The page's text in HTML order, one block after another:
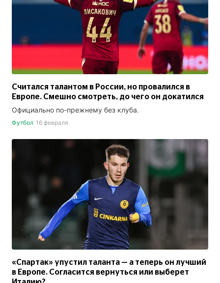
Считался талантом в России, но провалился в
Европе. Смешно смотреть, до чего он докатился
Официально по-прежнему без клуба.
Футбол 16 февраля
«Спартак» упустил таланта — а теперь он лучший
в Европе. Согласится вернуться или выберет